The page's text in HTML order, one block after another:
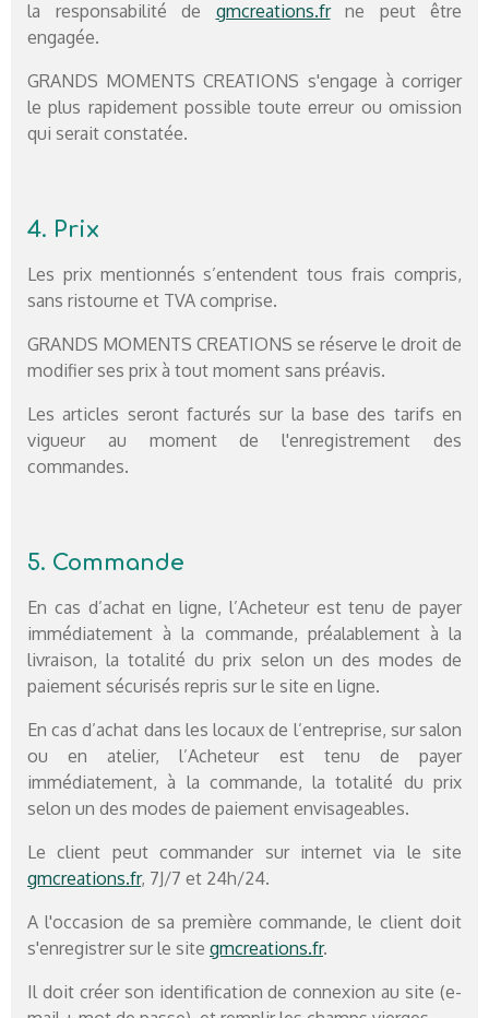
la responsabilité de gmcreations.frne peut être
engagée.
GRANDS MOMENTS CREATIONS s'engage à corriger
le plus rapidement possible toute erreur ou omission
qui serait constatée.
4. Prix
Les prix mentionnés s’entendent tous frais compris,
sans ristourne et TVA comprise.
GRANDS MOMENTS CREATIONS se réserve le droit de
modifier ses prix à tout moment sans préavis.
Les articles seront facturés sur la base des tarifs en
vigueur au moment de l'enregistrement des
commandes.
5. Commande
En cas d’achat en ligne, l’Acheteur est tenu de payer
immédiatement à la commande, préalablement à la
livraison, la totalité du prix selon un des modes de
paiement sécurisés repris sur le site en ligne.
En cas d’achat dans les locaux de l’entreprise, sur salon
ou en atelier, l’Acheteur est tenu de payer
immédiatement, à la commande, la totalité du prix
selon un des modes de paiement envisageables.
Le client peut commander sur internet via le site
gmcreations.fr, 7J/7 et 24h/24.
A l'occasion de sa première commande, le client doit
s'enregistrer sur le site gmcreations.fr.
Il doit créer son identification de connexion au site (e-